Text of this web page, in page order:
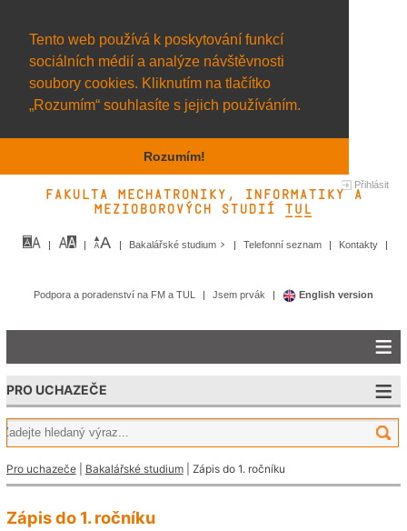
Tento web používá k poskytování funkcí
sociálních médií a analýze návštěvnosti
soubory cookies. Kliknutím na tlačítko
„Rozumím“ souhlasíte s jejich používáním.
Rozumím!
Přihlásit
Fakulta mechatroniky, informatiky a
mezioborových studií TUL&
Bakalářské studium Telefonní seznam Kontakty
Podpora a poradenství na FM a TUL Jsem prvák English version
PRO UCHAZEČE
Pro uchazeče| Bakalářské studium| Zápis do 1. ročníku
Zápis do 1. ročníku